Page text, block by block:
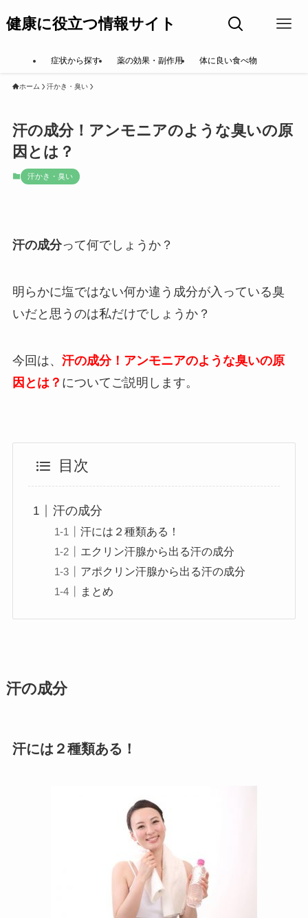
健康に役立つ情報サイト
症状から探す 薬の効果・副作用 体に良い食べ物
ホーム 汗かき・臭い
汗の成分！アンモニアのような臭いの原
因とは？
汗かき・臭い
汗の成分って何でしょうか？
明らかに塩ではない何か違う成分が入っている臭
いだと思うのは私だけでしょうか？
今回は、 汗の成分！アンモニアのような臭いの原
因とは？ についてご説明します。
目次
汗の成分
汗には２種類ある！
エクリン汗腺から出る汗の成分
アポクリン汗腺から出る汗の成分
まとめ
汗の成分
汗には２種類ある！